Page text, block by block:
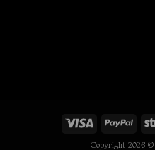
Copyright 2026 ©